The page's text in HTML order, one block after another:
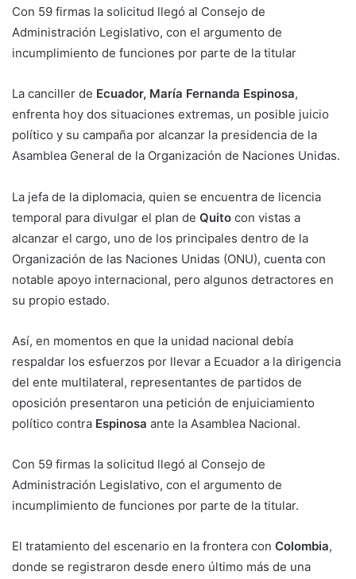
Con 59 firmas la solicitud llegó al Consejo de
Administración Legislativo, con el argumento de
incumplimiento de funciones por parte de la titular
La canciller de Ecuador, María Fernanda Espinosa,
enfrenta hoy dos situaciones extremas, un posible juicio
político y su campaña por alcanzar la presidencia de la
Asamblea General de la Organización de Naciones Unidas.
La jefa de la diplomacia, quien se encuentra de licencia
temporal para divulgar el plan de Quito con vistas a
alcanzar el cargo, uno de los principales dentro de la
Organización de las Naciones Unidas (ONU), cuenta con
notable apoyo internacional, pero algunos detractores en
su propio estado.
Así, en momentos en que la unidad nacional debía
respaldar los esfuerzos por llevar a Ecuador a la dirigencia
del ente multilateral, representantes de partidos de
oposición presentaron una petición de enjuiciamiento
político contra Espinosa ante la Asamblea Nacional.
Con 59 firmas la solicitud llegó al Consejo de
Administración Legislativo, con el argumento de
incumplimiento de funciones por parte de la titular.
El tratamiento del escenario en la frontera con Colombia,
donde se registraron desde enero último más de una